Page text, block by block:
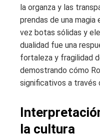
la organza y las
prendas de una magia
vez botas sólidas y
dualidad fue una
fortaleza y fragilidad
demostrando cómo
significativos a través
la cultura